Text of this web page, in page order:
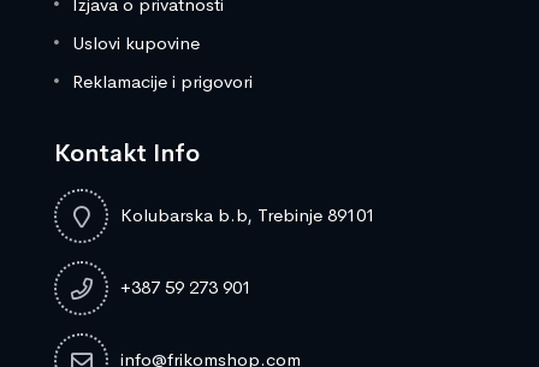
Uslovi kupovine
Reklamacije i prigovori
Kontakt Info
Kolubarska b.b, Trebinje 89101
+387 59 273 901
info@frikomshop.com